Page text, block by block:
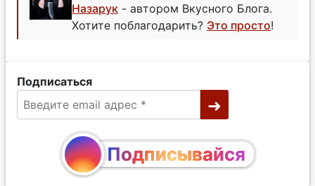
Назарук - автором Вкусного Блога.
Хотите поблагодарить? Это просто!
Подписаться
Подписывайся